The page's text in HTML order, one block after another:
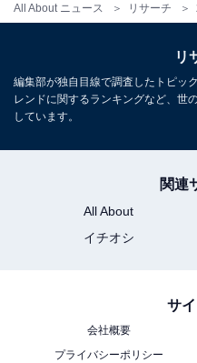
All About ニュース リサーチ
無しになっていく中、営
回答者からは「コミカルで
も、山P、福原遥ちゃん、
ごたえがありました（46
また、「嘘をつけなくな
リ
編集部が独自目線で調査したトピッ
レンドに関するランキングなど、世
しています。
関連
All About
イチオシ
サ
会社概要
プライバシーポリシー